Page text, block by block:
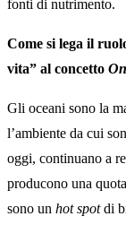
fonti di nutrimento.
Come si lega il
vita” al concetto
Gli oceani sono la
l’ambiente da cui
oggi, continuano a
producono una
sono un hot spotdi